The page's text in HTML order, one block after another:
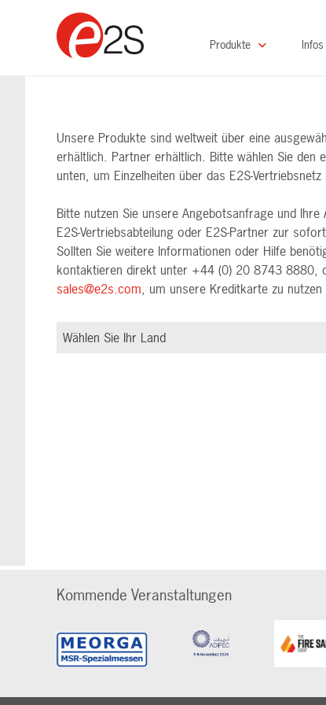
Produkte Infos
Unsere Produkte sind weltweit über eine
erhältlich. Partner erhältlich. Bitte wählen Sie den
unten, um Einzelheiten über das E2S-
Bitte nutzen Sie unsere Angebotsanfrage und
E2S-Vertriebsabteilung oder E2S-Partner zur
Sollten Sie weitere Informationen oder Hilfe
kontaktieren direkt unter +44 (0) 20 8743 8880,
sales@e2s.com, um unsere Kreditkarte zu nutzen
Wählen Sie Ihr Land
Kommende Veranstaltungen